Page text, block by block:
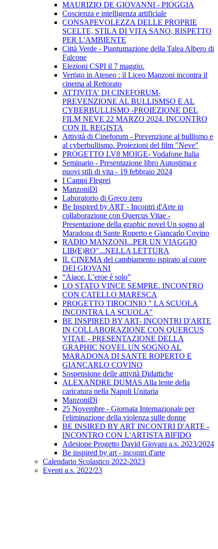
MAURIZIO DE GIOVANNI - PIOGGIA
Coscienza e intelligenza artificiale
CONSAPEVOLEZZA DELLE PROPRIE
SCELTE, STILA DI VITA SANO, RISPETTO
PER L'AMBIENTE
Città Verde - Piantumazione della Talea Albero di
Falcone
Elezioni CSPI il 7 maggio.
Vertigo in Ateneo : il Liceo Manzoni incontra il
cinema al Rettorato
ATTIVITA' DI CINEFORUM-
PREVENZIONE AL BULLISMSO E AL
CYBERBULLISMO -PROIEZIONE DEL
FILM NEVE 22 MARZO 2024. INCONTRO
CON IL REGISTA
Attività di Cineforum - Prevenzione al bullismo e
al cyberbullismo. Proiezioni del film "Neve"
PROGETTO LV8 MOIGE- Vodafone Italia
Seminario - Presentazione libro Autostima e
nuovi stili di vita - 19 febbraio 2024
I Campi Flegrei
ManzoniDì
Laboratorio di Greco zero
Be Inspired by ART - Incontri d'Arte in
collaborazione con Quercus Vitae -
Presentazione della graphic novel Un sogno al
Maradona di Sante Roperto e Giancarlo Covino
RADIO MANZONI...PER UN VIAGGIO
LIB(E)RO"...NELLA LETTURA
IL CINEMA del cambiamento ispirato al cuore
DEI GIOVANI
“Aiace. L’eroe è solo”
LO STATO VINCE SEMPRE. INCONTRO
CON CATELLO MARESCA
PROGETTO TIROCINIO " LA SCUOLA
INCONTRA LA SCUOLA"
BE INSPIRED BY ART- INCONTRI D'ARTE
IN COLLABORAZIONE CON QUERCUS
VITAE - PRESENTAZIONE DELLA
GRAPHIC NOVEL UN SOGNO AL
MARADONA DI SANTE ROPERTO E
GIANCARLO COVINO
Sospensione delle attività Didattiche
ALEXANDRE DUMAS Alla lente della
caricatura nella Napoli Unitaria
ManzoniDì
25 Novembre - Giornata Internazionale per
l'eliminazione della violenza sulle donne
BE INSIRED BY ART INCONTRI D'ARTE -
INCONTRO CON L'ARTISTA BIFIDO
Adesione Progetto David Giovani a.s. 2023/2024
Be inspired by art - incontri d'arte
Calendario Scolastico 2022-2023
Eventi a.s. 2022/23